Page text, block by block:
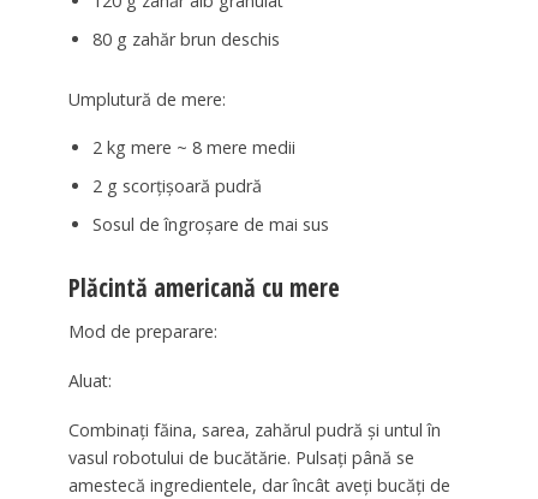
80 g zahăr brun deschis
Umplutură de mere:
2 kg mere ~ 8 mere medii
2 g scorțișoară pudră
Sosul de îngroșare de mai sus
Plăcintă americană cu mere
Mod de preparare:
Aluat:
Combinați făina, sarea, zahărul pudră și untul în
vasul robotului de bucătărie. Pulsați până se
amestecă ingredientele, dar încât aveți bucăți de